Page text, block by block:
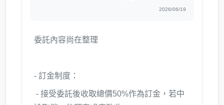
2026/06/19
委託內容尚在整理
- 訂金制度：
- 接受委託後收取總價50%作為訂金，若中